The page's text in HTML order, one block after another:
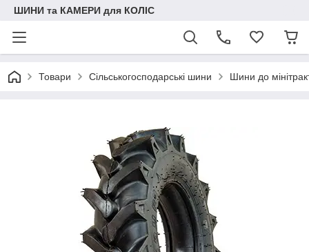
ШИНИ та КАМЕРИ для КОЛІС
Товари Сільськогосподарські шини Шини до